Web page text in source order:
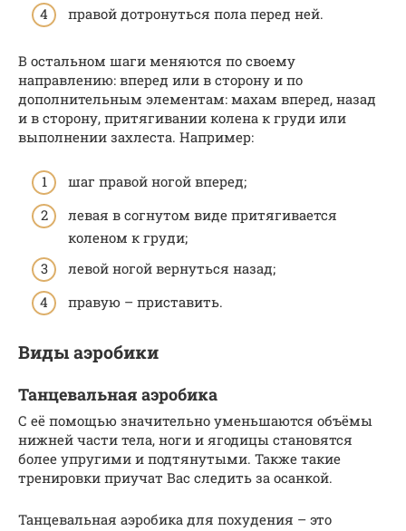
правой дотронуться пола перед ней.
В остальном шаги меняются по своему
направлению: вперед или в сторону и по
дополнительным элементам: махам вперед, назад
и в сторону, притягивании колена к груди или
выполнении захлеста. Например:
шаг правой ногой вперед;
левая в согнутом виде притягивается
коленом к груди;
левой ногой вернуться назад;
правую – приставить.
Виды аэробики
Танцевальная аэробика
С её помощью значительно уменьшаются объёмы
нижней части тела, ноги и ягодицы становятся
более упругими и подтянутыми. Также такие
тренировки приучат Вас следить за осанкой.
Танцевальная аэробика для похудения – это